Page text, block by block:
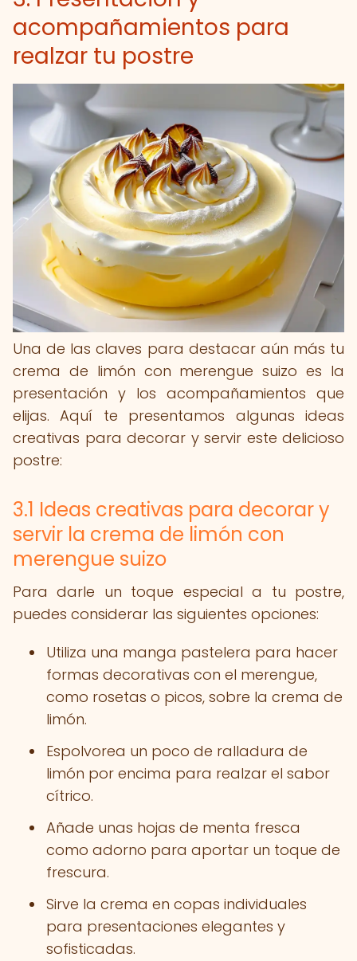
acompañamientos para
realzar tu postre
Una de las claves para destacar aún más tu
crema de limón con merengue suizo es la
presentación y los acompañamientos que
elijas. Aquí te presentamos algunas ideas
creativas para decorar y servir este delicioso
postre:
3.1 Ideas creativas para decorar y
servir la crema de limón con
merengue suizo
Para darle un toque especial a tu postre,
puedes considerar las siguientes opciones:
Utiliza una manga pastelera para hacer
formas decorativas con el merengue,
como rosetas o picos, sobre la crema de
limón.
Espolvorea un poco de ralladura de
limón por encima para realzar el sabor
cítrico.
Añade unas hojas de menta fresca
como adorno para aportar un toque de
frescura.
Sirve la crema en copas individuales
para presentaciones elegantes y
sofisticadas.